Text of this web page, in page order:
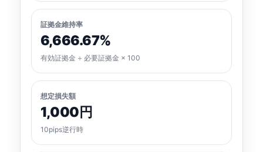
証拠金維持率
6,666.67%
有効証拠金 ÷ 必要証拠金 × 100
想定損失額
1,000円
10pips逆行時